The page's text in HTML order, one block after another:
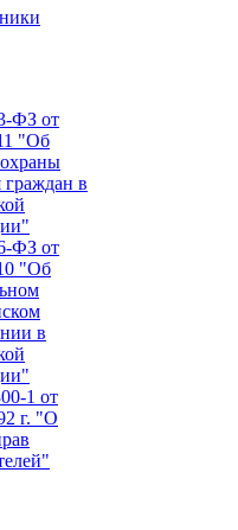
ФЗ от
"Об
граждан в
ФЗ от
"Об
в
1 от
г. "О